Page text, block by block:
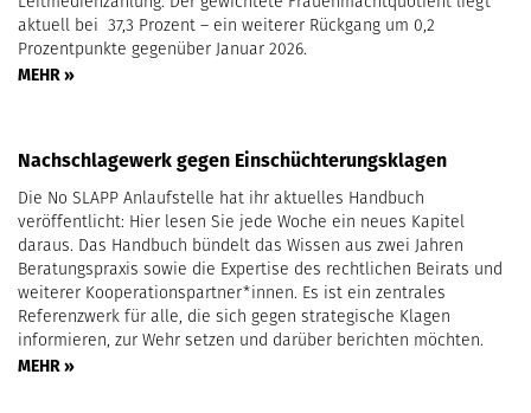
aktuell bei 37,3 Prozent – ein weiterer Rückgang um 0,2
Prozentpunkte gegenüber Januar 2026.
MEHR »
Nachschlagewerk gegen Einschüchterungsklagen
Die No SLAPP Anlaufstelle hat ihr aktuelles Handbuch
veröffentlicht: Hier lesen Sie jede Woche ein neues Kapitel
daraus. Das Handbuch bündelt das Wissen aus zwei Jahren
Beratungspraxis sowie die Expertise des rechtlichen Beirats und
weiterer Kooperationspartner*innen. Es ist ein zentrales
Referenzwerk für alle, die sich gegen strategische Klagen
informieren, zur Wehr setzen und darüber berichten möchten.
MEHR »